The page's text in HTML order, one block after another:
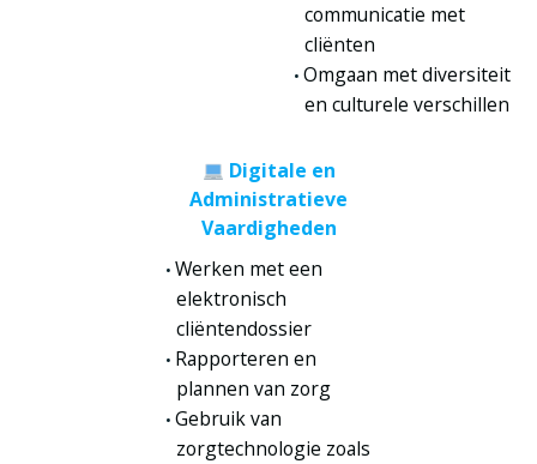
communicatie met
cliënten
Omgaan met diversiteit
en culturele verschillen
Digitale en
Administratieve
Vaardigheden
Werken met een
elektronisch
cliëntendossier
Rapporteren en
plannen van zorg
Gebruik van
zorgtechnologie zoals